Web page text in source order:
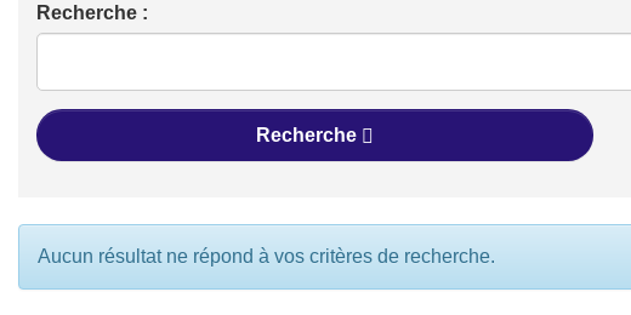
Recherche :
Recherche
Aucun résultat ne répond à vos critères de recherche.